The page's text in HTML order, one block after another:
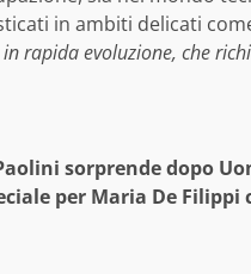
in ambiti delicati
rapida evoluzione, che
sorprende dopo
per Maria De Filippi